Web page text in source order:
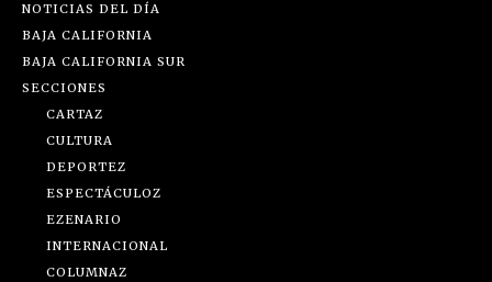
NOTICIAS DEL DÍA
BAJA CALIFORNIA
BAJA CALIFORNIA SUR
SECCIONES
CARTAZ
CULTURA
DEPORTEZ
ESPECTÁCULOZ
EZENARIO
INTERNACIONAL
COLUMNAZ